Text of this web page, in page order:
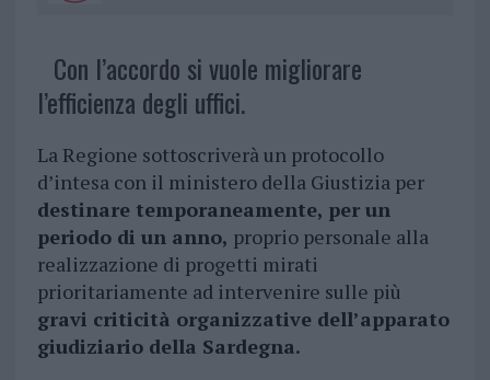
Con l’accordo si vuole migliorare
l’efficienza degli uffici.
La Regione sottoscriverà un protocollo
d’intesa con il ministero della Giustizia per
destinare temporaneamente, per un
periodo di un anno, proprio personale alla
realizzazione di progetti mirati
prioritariamente ad intervenire sulle più
gravi criticità organizzative dell’apparato
giudiziario della Sardegna.